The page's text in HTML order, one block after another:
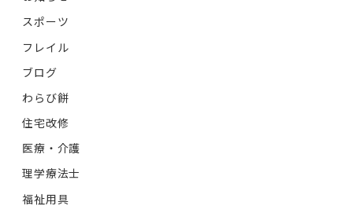
スポーツ
フレイル
ブログ
わらび餅
住宅改修
医療・介護
理学療法士
福祉用具